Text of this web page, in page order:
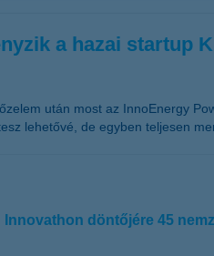
a hazai startup
után most az InnoEnergy
lehetővé, de egyben teljesen
döntőjére 45